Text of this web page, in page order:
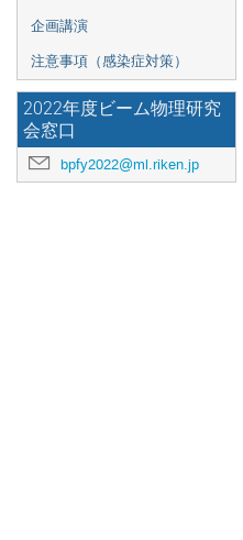
企画講演
注意事項（感染症対策）
2022年度ビーム物理研究
会窓口
bpfy2022@ml.riken.jp